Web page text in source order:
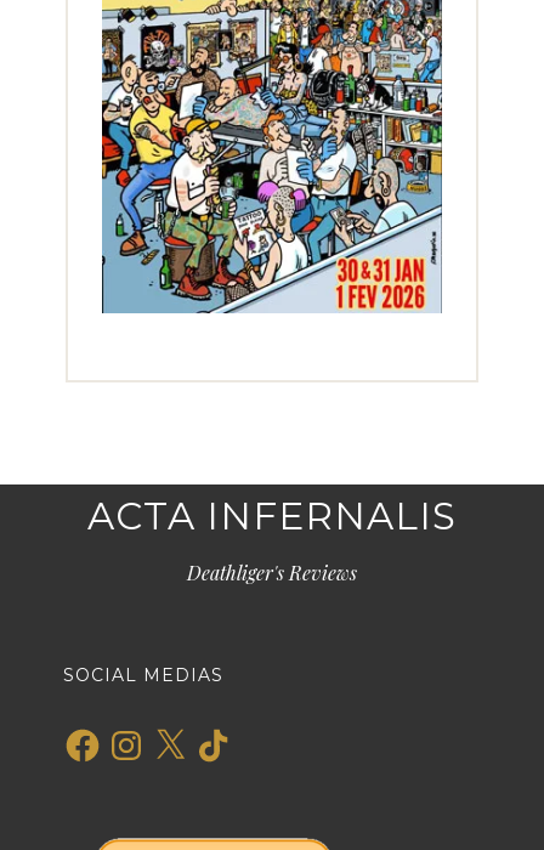
ACTA INFERNALIS
Deathliger's Reviews
SOCIAL MEDIAS
FacebookInstagram
X TikTok